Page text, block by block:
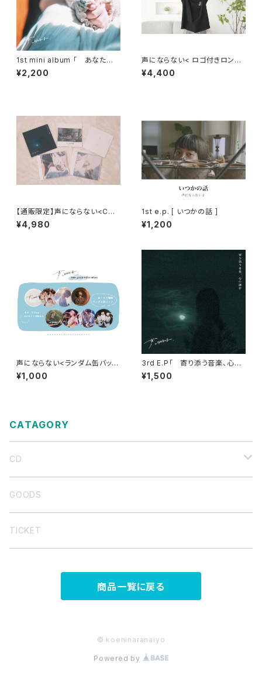
1st mini album 「 あなたの
そのままを愛させて 」
¥2,200
声にならない< ロゴ付きロンT
>
¥4,400
【通販限定】声にならない<CD
おまとめセット>
¥4,980
1st e.p. [ いつかの話 ]
¥1,200
声にならない<ランダム缶バッヂ
>
¥1,000
3rd E.P「 寄り添う音楽、心の
調律 」
¥1,500
CATAGORY
CD
バンド音源
弾き語り集
GOODS
TICKET
商品一覧に戻る
© koeninaranaiyo
Powered by